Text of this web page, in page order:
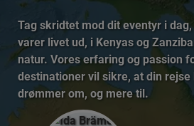
Tag skridtet mod dit eventyr i
varer livet ud, i Kenyas og
natur. Vores erfaring og passion
destinationer vil sikre, at din rejse
drømmer om, og mere til.